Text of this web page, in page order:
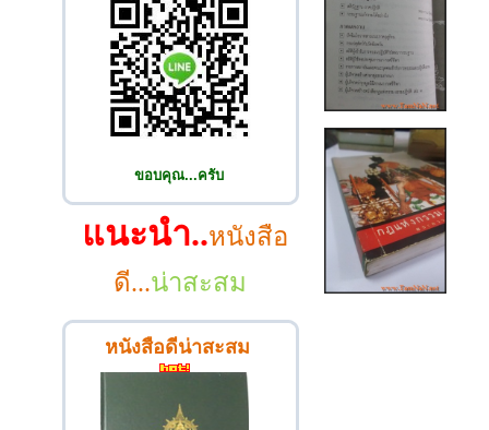
ขอบคุณ...ครับ
แนะนำ..หนังสือ
ดี...น่าสะสม
หนังสือดีน่าสะสม